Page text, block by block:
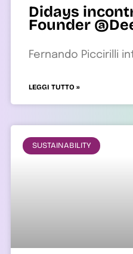
Didays
Founder
Fernando Piccirilli
LEGGI TUTTO »
SUSTAINABILITY